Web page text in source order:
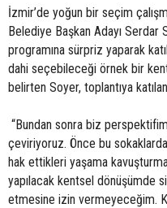
İzmir’de yoğun bir seçim
Belediye Başkan Adayı Serdar
programına sürpriz yaparak
dahi seçebileceği örnek bir
belirten Soyer, toplantıya
“Bundan sonra biz
çeviriyoruz. Önce bu
hak ettikleri yaşama
yapılacak kentsel dönüşümde
etmesine izin vermeyeceğim.